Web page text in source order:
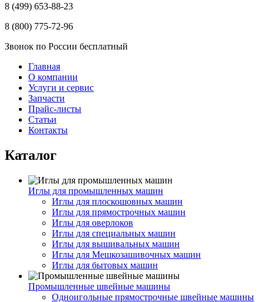
8 (499) 653-88-23
8 (800) 775-72-96
Звонок по России бесплатный
Главная
О компании
Услуги и сервис
Запчасти
Прайс-листы
Статьи
Контакты
Каталог
Иглы для промышленных машин
Иглы для плоскошовных машин
Иглы для прямострочных машин
Иглы для оверлоков
Иглы для специальных машин
Иглы для вышивальных машин
Иглы для Мешкозашивочных машин
Иглы для бытовых машин
Промышленные швейные машины
Одноигольные прямострочные швейные машины